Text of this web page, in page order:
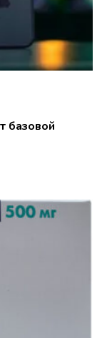
базовой